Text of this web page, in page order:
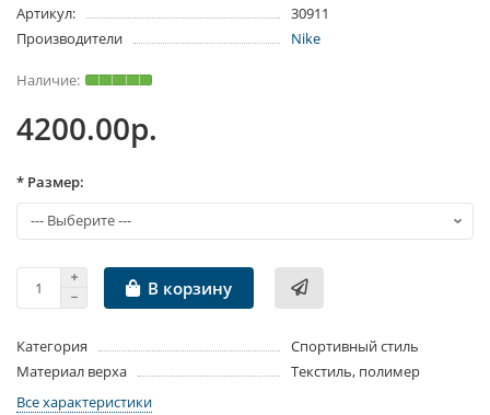
Артикул:
30911
Производители
Nike
4200.00р.
* Размер:
В корзину
Категория
Спортивный стиль
Материал верха
Текстиль, полимер
Все характеристики